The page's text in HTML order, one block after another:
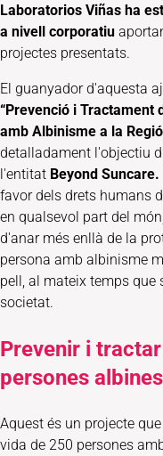
Laboratorios Viñas ha
a nivell corporatiu
projectes presentats.
El guanyador d'aquesta
“Prevenció i Tractament
amb Albinisme a la
detalladament l'objectiu
l'entitat Beyond Suncare.
favor dels drets humans
en qualsevol part del
d'anar més enllà de la
persona amb albinisme
pell, al mateix temps que
societat.
Prevenir i
persones
Aquest és un projecte
vida de 250 persones